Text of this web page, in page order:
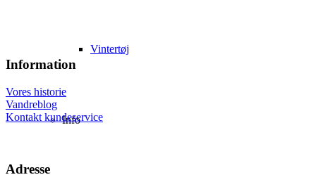
Vintertøj
Info
Information
Vores historie
Vandreblog
Kontakt kundeservice
Adresse